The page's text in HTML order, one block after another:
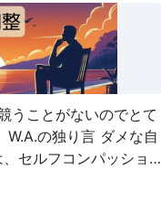
うことがないのでとて
セルフコンパッション
もすごい！」と自分に